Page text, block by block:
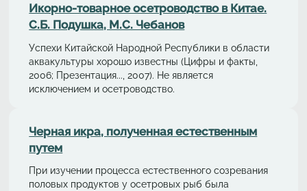
Икорно-товарное осетроводство в Китае.
С.Б. Подушка, М.С. Чебанов
Успехи Китайской Народной Республики в области
аквакультуры хорошо известны (Цифры и факты,
2006; Презентация..., 2007). Не является
исключением и осетроводство.
Черная икра, полученная естественным
путем
При изучении процесса естественного созревания
половых продуктов у осетровых рыб была